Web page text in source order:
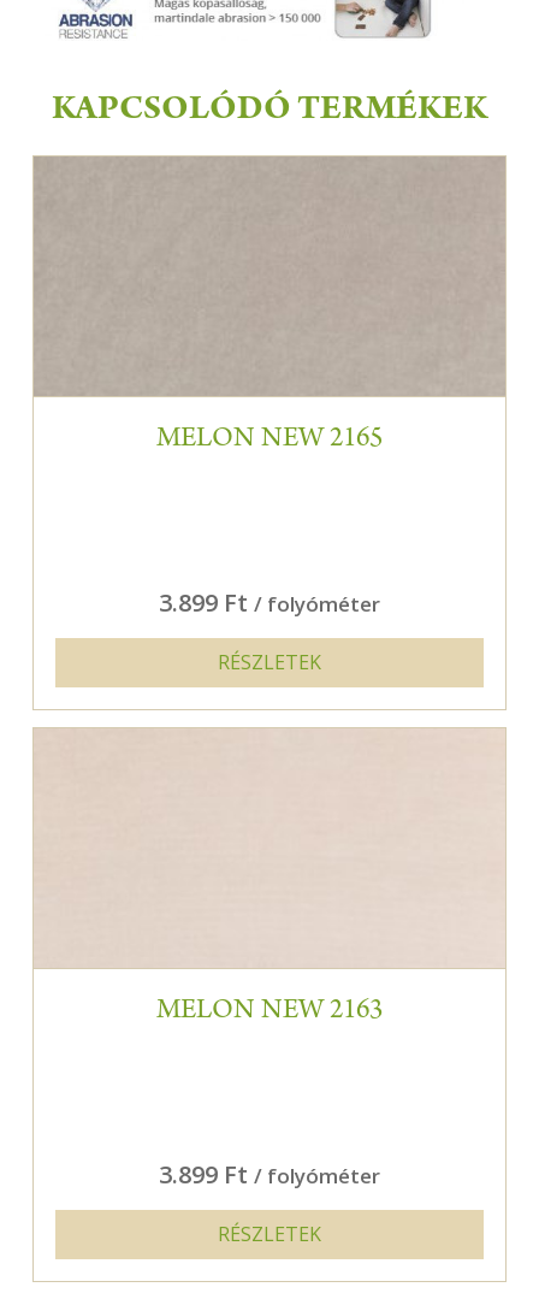
KAPCSOLÓDÓ TERMÉKEK
MELON NEW 2165
3.899 Ft / folyóméter
RÉSZLETEK
MELON NEW 2163
3.899 Ft / folyóméter
RÉSZLETEK